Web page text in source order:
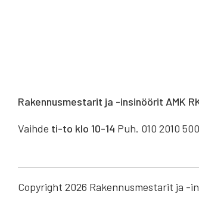
Rakennusmestarit ja -insinöörit AMK
Vaihde ti-to klo 10-14 Puh. 010 2010 500
Copyright 2026 Rakennusmestarit ja -